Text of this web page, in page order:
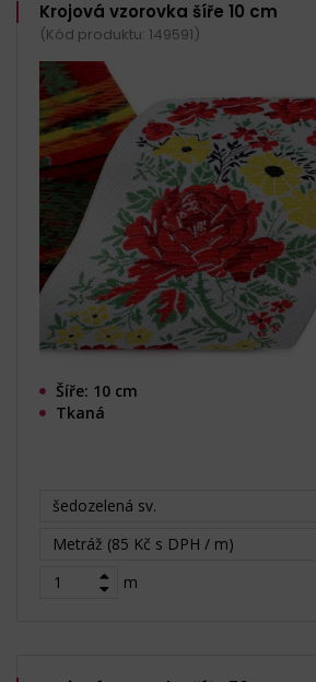
Krojová vzorovka šíře 10 cm
(Kód produktu: 149591)
Šíře: 10 cm
Tkaná
šedozelená sv.
Metráž (85 Kč s DPH / m)
m